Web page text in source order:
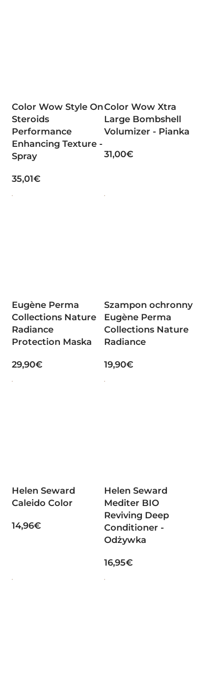
Color Wow Style On
Steroids
Performance
Enhancing Texture -
Spray
35,01€
Color Wow Xtra
Large Bombshell
Volumizer - Pianka
31,00€
Eugène Perma
Collections Nature
Radiance
Protection Maska
29,90€
Szampon ochronny
Eugène Perma
Collections Nature
Radiance
19,90€
Helen Seward
Caleido Color
14,96€
Helen Seward
Mediter BIO
Reviving Deep
Conditioner -
Odżywka
16,95€